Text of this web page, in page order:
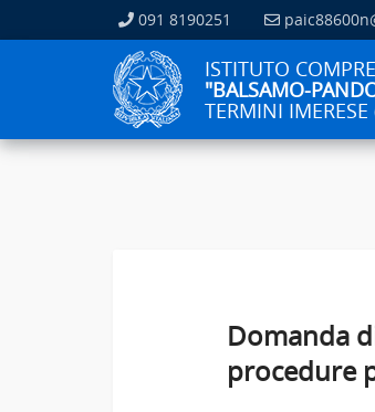
091 8190251
ISTITUTO
"BALSAMO-
TERMINI IMERESE
Domanda
procedure